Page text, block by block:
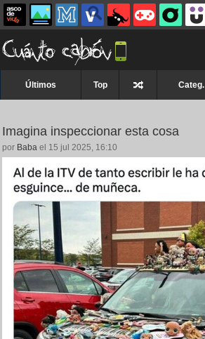
Últimos Top Categ.
Imagina inspeccionar esta cosa
por Baba el 15 jul 2025, 16:10